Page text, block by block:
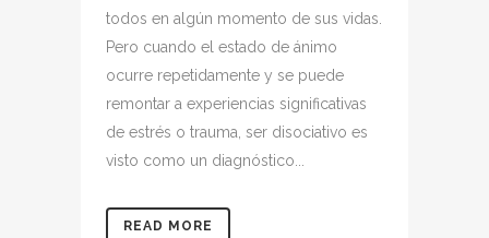
todos en algún momento de sus vidas.
Pero cuando el estado de ánimo
ocurre repetidamente y se puede
remontar a experiencias significativas
de estrés o trauma, ser disociativo es
visto como un diagnóstico...
READ MORE